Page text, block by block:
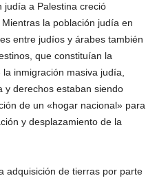
judía a Palestina creció
la población judía en
entre judíos y árabes también
que constituían la
inmigración masiva judía,
y derechos estaban siendo
de un «hogar nacional» para
y desplazamiento de la
adquisición de tierras por parte